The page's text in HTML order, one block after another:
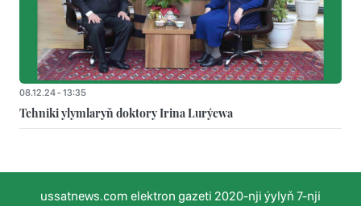
08.12.24 - 13:35
Tehniki ylymlaryň doktory Irina Lurýewa
ussatnews.com elektron gazeti 2020-nji ýylyň 7-nji